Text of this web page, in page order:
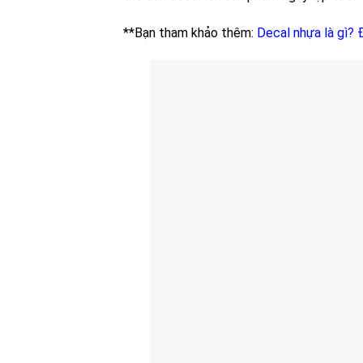
**Bạn tham khảo thêm: Decal nhựa là gì?